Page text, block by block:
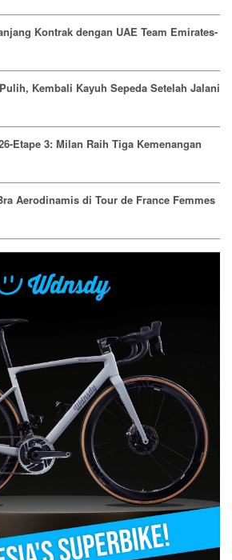
Kontrak dengan UAE Team Emirates-
Kembali Kayuh Sepeda Setelah Jalani
Etape 3: Milan Raih Tiga Kemenangan
Aerodinamis di Tour de France Femmes